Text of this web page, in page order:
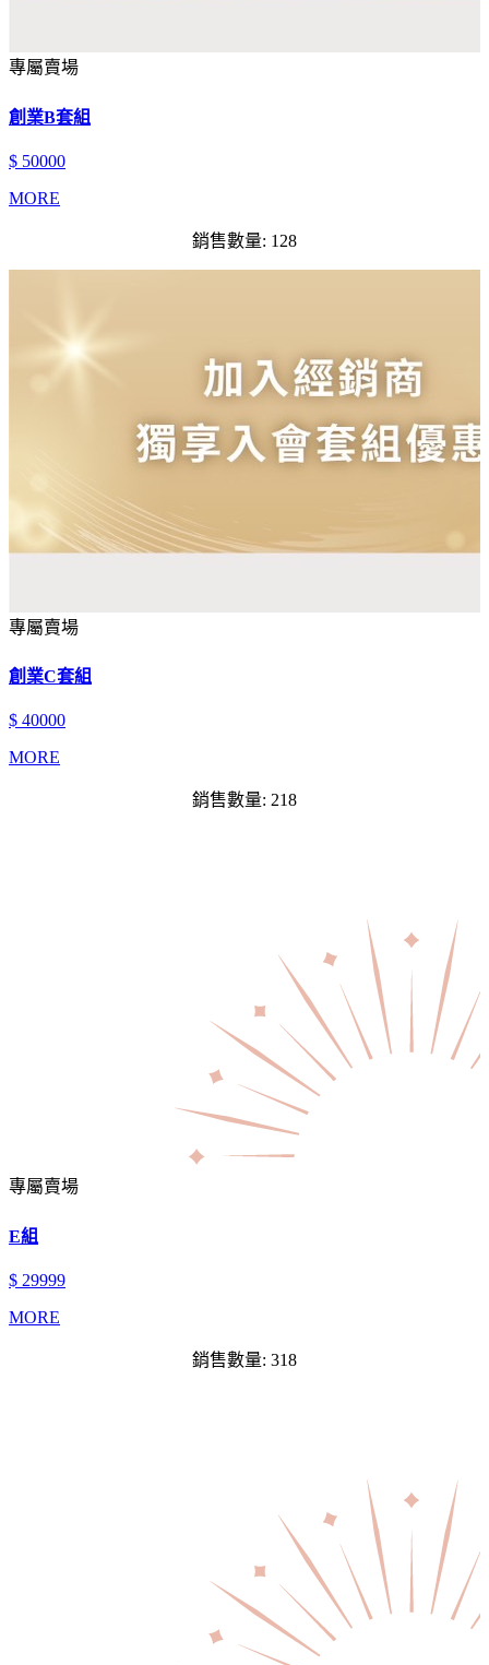
專屬賣場
創業B套組
$ 50000
MORE
銷售數量: 128
專屬賣場
創業C套組
$ 40000
MORE
銷售數量: 218
專屬賣場
E組
$ 29999
MORE
銷售數量: 318